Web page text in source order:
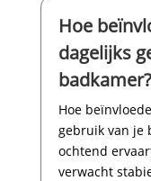
Hoe
dagelijks
badkamer?
Hoe
gebruik van je
ochtend
verwacht